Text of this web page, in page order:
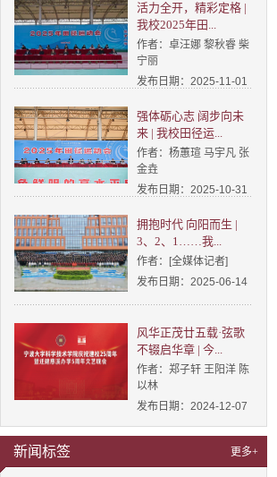
活力全开，精彩定格 |
我校2025年田...
作者：卓汪娜 黎秋睿 柴
宁丽
发布日期：2025-11-01
强体砺心志 阔步向未
来 | 我校田径运...
作者：杨蕙瑄 马宇凡 张
金垚
发布日期：2025-10-31
拥抱时代 向阳而生 |
3、2、1……我...
作者：[全媒体记者]
发布日期：2025-06-14
风华正茂廿五载·弦歌
不辍启华章 | 今...
作者：郑子轩 王阳洋 陈
以林
发布日期：2024-12-07
新闻标签 更多+